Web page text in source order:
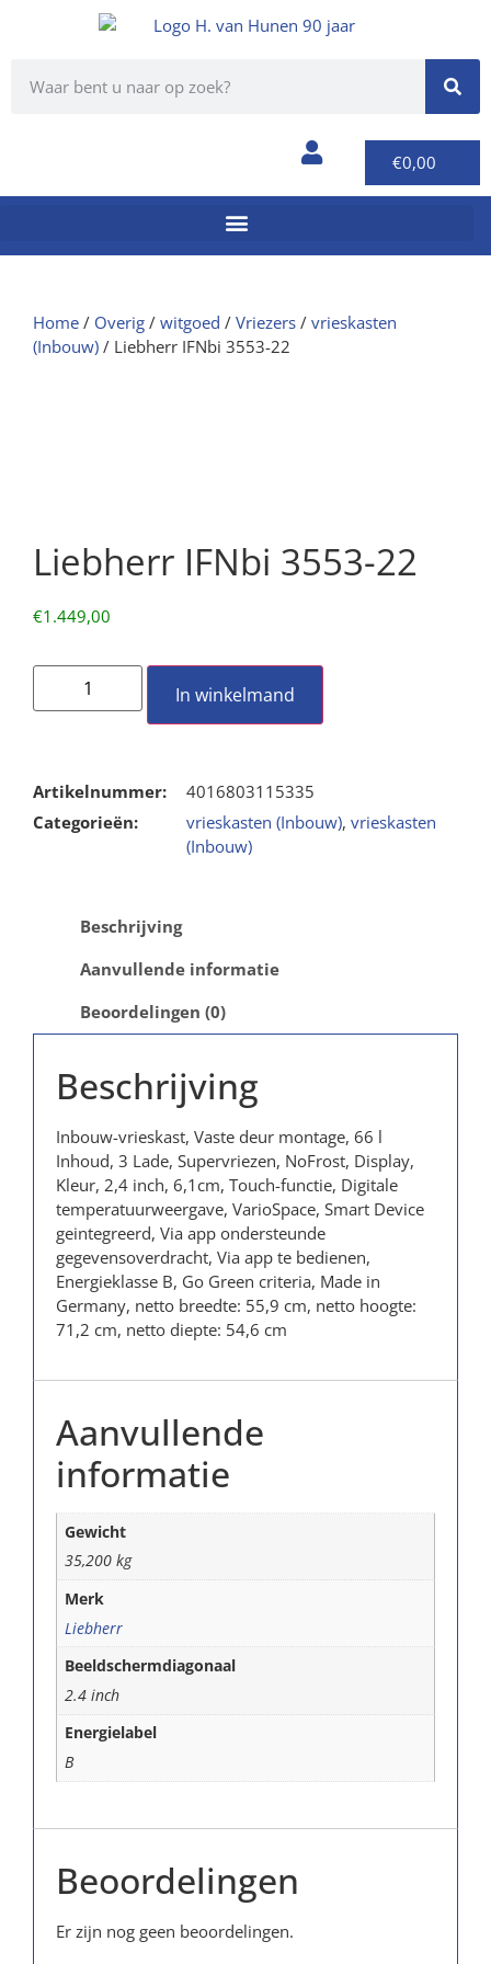
€0,00
Home / Overig / witgoed / Vriezers / vrieskasten
(Inbouw) / Liebherr IFNbi 3553-22
Liebherr IFNbi 3553-22
€1.449,00
In winkelmand
Artikelnummer:
4016803115335
Categorieën:
vrieskasten (Inbouw), vrieskasten
(Inbouw)
Beschrijving
Aanvullende informatie
Beoordelingen (0)
Beschrijving
Inbouw-vrieskast, Vaste deur montage, 66 l
Inhoud, 3 Lade, Supervriezen, NoFrost, Display,
Kleur, 2,4 inch, 6,1cm, Touch-functie, Digitale
temperatuurweergave, VarioSpace, Smart Device
geintegreerd, Via app ondersteunde
gegevensoverdracht, Via app te bedienen,
Energieklasse B, Go Green criteria, Made in
Germany, netto breedte: 55,9 cm, netto hoogte:
71,2 cm, netto diepte: 54,6 cm
Aanvullende
informatie
Gewicht
35,200 kg
Merk
Liebherr
Beeldschermdiagonaal
2.4 inch
Energielabel
B
Beoordelingen
Er zijn nog geen beoordelingen.